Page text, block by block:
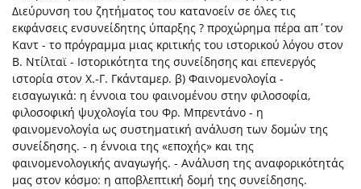
Διεύρυνση του ζητήματος του κατανοείν σε όλες τις
εκφάνσεις ενσυνείδητης ύπαρξης ? προχώρημα πέρα απ΄τον
Καντ - το πρόγραμμα μιας κριτικής του ιστορικού λόγου στον
Β. Ντίλταϊ - Ιστορικότητα της συνείδησης και επενεργός
ιστορία στον Χ.-Γ. Γκάνταμερ. β) Φαινομενολογία -
εισαγωγικά: η έννοια του φαινομένου στην φιλοσοφία,
φιλοσοφική ψυχολογία του Φρ. Μπρεντάνο - η
φαινομενολογία ως συστηματική ανάλυση των δομών της
συνείδησης. - η έννοια της «εποχής» και της
φαινομενολογικής αναγωγής. - Ανάλυση της αναφορικότητάς
μας στον κόσμο: η αποβλεπτική δομή της συνείδησης.